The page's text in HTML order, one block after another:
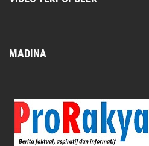
MADINA